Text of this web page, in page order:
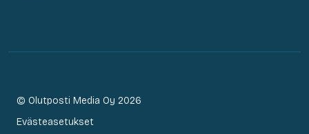
© Olutposti Media Oy 2026
Evästeasetukset